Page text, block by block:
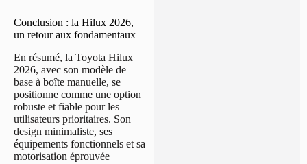
Conclusion : la Hilux 2026,
un retour aux fondamentaux
En résumé, la Toyota Hilux
2026, avec son modèle de
base à boîte manuelle, se
positionne comme une option
robuste et fiable pour les
utilisateurs prioritaires. Son
design minimaliste, ses
équipements fonctionnels et sa
motorisation éprouvée